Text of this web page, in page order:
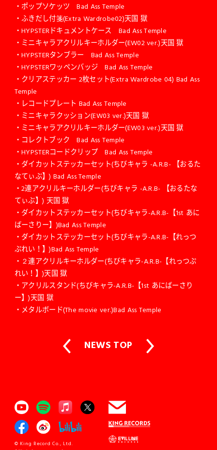
・ポップソケッツ Bad Ass Temple
・ふきだし付箋(Extra Wardrobe02)天国 獄
・HYPSTERドキュメントケース Bad Ass Temple
・ミニキャラアクリルキーホルダー(EW02 ver.)天国 獄
・HYPSTERタンブラー Bad Ass Temple
・HYPSTERワッペンバッジ Bad Ass Temple
・クリアステッカー 2枚セット(Extra Wardrobe 04) Bad Ass
Temple
・レコードプレート Bad Ass Temple
・ミニキャラクッション(EW03 ver.)天国 獄
・ミニキャラアクリルキーホルダー(EW03 ver.)天国 獄
・コレクトブック Bad Ass Temple
・HYPSTERコードクリップ Bad Ass Temple
・ダイカットステッカーセット(ちびキャラ -A.R.B- 【おるた
なてぃぶ】) Bad Ass Temple
・2連アクリルキーホルダー(ちびキャラ -A.R.B- 【おるたな
てぃぶ】) 天国 獄
・ダイカットステッカーセット(ちびキャラ-A.R.B-【1st あに
ばーさりー】)Bad Ass Temple
・ダイカットステッカーセット(ちびキャラ-A.R.B-【れっつ
ぷれい！】)Bad Ass Temple
・２連アクリルキーホルダー(ちびキャラ-A.R.B-【れっつぷ
れい！】)天国 獄
・アクリルスタンド(ちびキャラ-A.R.B-【1st あにばーさり
ー】)天国 獄
・メタルボード(The movie ver.)Bad Ass Temple
NEWS TOP
© King Record Co., Ltd.